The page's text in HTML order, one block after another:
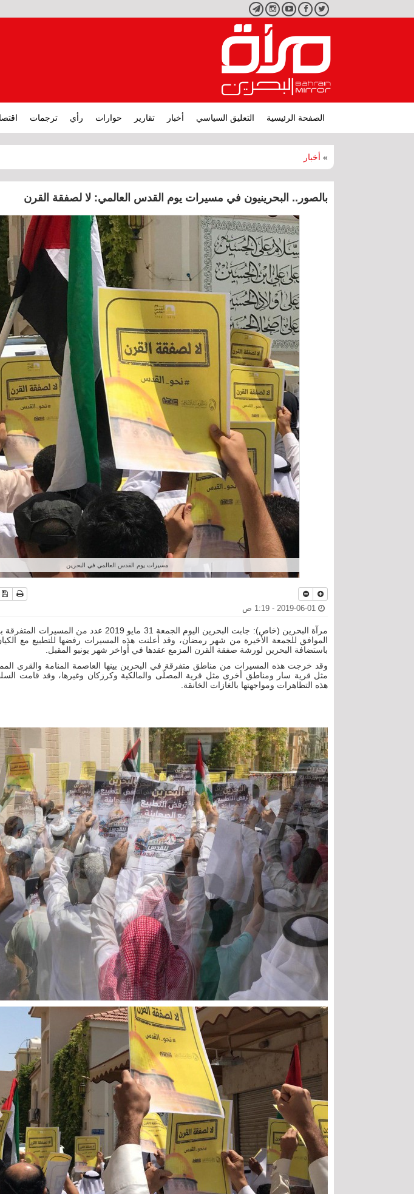
تويتر فيسبوكيوتيوبانستجرامتليجرام
الصفحة الرئيسية التعليق السياسي أخبار تقارير حوارات رأي ترجمات
» أخبار
بالصور.. البحرينيون في مسيرات يوم القدس العالمي: لا لصفقة القرن
مسيرات يوم القدس العالمي في البحرين
نسخة
مرآة البحرين (خاص): جابت البحرين اليوم الجمعة 31 مايو
الموافق للجمعة الأخيرة من شهر رمضان، وقد أعلنت هذه المسيرات رفضها للتطبيع مع
باستضافة البحرين لورشة صفقة القرن المزمع عقدها في أواخر شهر يونيو المقبل.
وقد خرجت هذه المسيرات من مناطق متفرقة في البحرين بينها العاصمة المنامة والقرى
مثل قرية سار ومناطق أخرى مثل قرية المصلّى والمالكية وكرزكان وغيرها، وقد قامت
هذه التظاهرات ومواجهتها بالغازات الخانقة.